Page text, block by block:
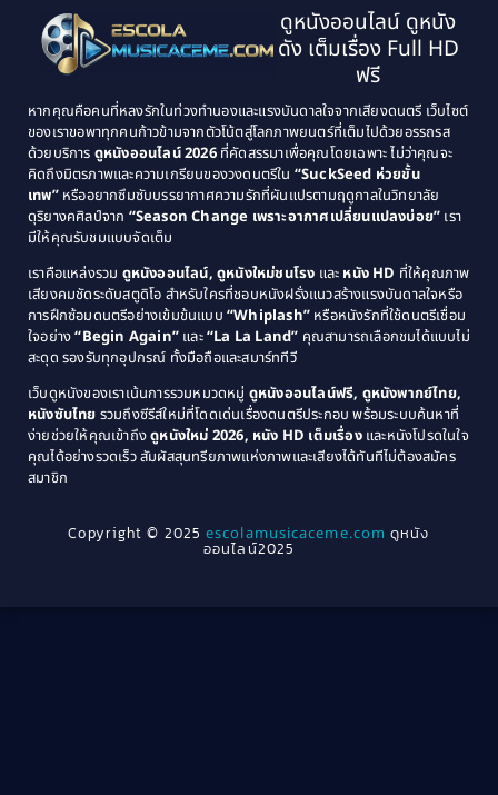
(134)
Classic หนังคลาสสิก(21)
Classic หนังคลาสสิก(25)
Comedy ตลก(46)
Comedy ตลก(515)
Coming of Age ก้าวพ้นวัย(1)
Coming-of-Age(3)
Community(1)
Crime อาชญากรรม(78)
Cult Film(4)
1995
1994
1993
1992
1989
1988
1987
1986
1985
1984
1983
1982
1979
1978
1976
1975
1974
1971
1970
1969
1968
1964
1963
1940
ดูหนังออนไลน์ ดูหนัง
ดัง เต็มเรื่อง Full HD
ฟรี
หากคุณคือคนที่หลงรักในท่วงทำนองและแรงบันดาลใจจากเสียงดนตรี เว็บไซต์
ของเราขอพาทุกคนก้าวข้ามจากตัวโน้ตสู่โลกภาพยนตร์ที่เต็มไปด้วยอรรถรส
ด้วยบริการ ดูหนังออนไลน์ 2026ที่คัดสรรมาเพื่อคุณโดยเฉพาะ ไม่ว่าคุณจะ
คิดถึงมิตรภาพและความเกรียนของวงดนตรีใน “SuckSeed ห่วยขั้น
เทพ”หรืออยากซึมซับบรรยากาศความรักที่ผันแปรตามฤดูกาลในวิทยาลัย
ดุริยางคศิลป์จาก “Season Change เพราะอากาศเปลี่ยนแปลงบ่อย” เรา
มีให้คุณรับชมแบบจัดเต็ม
เราคือแหล่งรวม ดูหนังออนไลน์, ดูหนังใหม่ชนโรง และ หนัง HD ที่ให้คุณภาพ
เสียงคมชัดระดับสตูดิโอ สำหรับใครที่ชอบหนังฝรั่งแนวสร้างแรงบันดาลใจหรือ
การฝึกซ้อมดนตรีอย่างเข้มข้นแบบ “Whiplash” หรือหนังรักที่ใช้ดนตรีเชื่อม
ใจอย่าง“Begin Again” และ“La La Land” คุณสามารถเลือกชมได้แบบไม่
สะดุด รองรับทุกอุปกรณ์ ทั้งมือถือและสมาร์ททีวี
เว็บดูหนังของเราเน้นการรวมหมวดหมู่ ดูหนังออนไลน์ฟรี, ดูหนังพากย์ไทย,
หนังซับไทย รวมถึงซีรีส์ใหม่ที่โดดเด่นเรื่องดนตรีประกอบ พร้อมระบบค้นหาที่
ง่ายช่วยให้คุณเข้าถึงดูหนังใหม่ 2026, หนัง HD เต็มเรื่องและหนังโปรดในใจ
คุณได้อย่างรวดเร็ว สัมผัสสุนทรียภาพแห่งภาพและเสียงได้ทันทีไม่ต้องสมัคร
สมาชิก
Copyright © 2025escolamusicaceme.com ดูหนัง
ออนไลน์2025